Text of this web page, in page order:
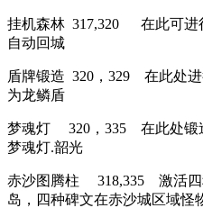
挂机森林 317,320 在此可进
自动回城
盾牌锻造 320，329 在此处
为龙鳞盾
梦魂灯 320，335 在此处锻
梦魂灯.韶光
赤沙图腾柱 318,335 激活四
岛，四种碑文在赤沙城区域怪